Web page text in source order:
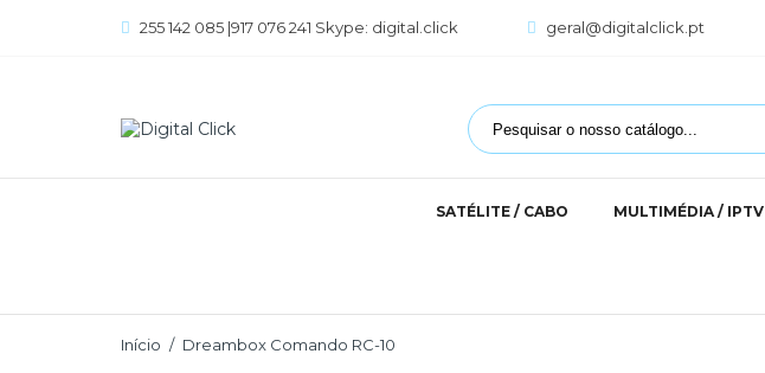
255 142 085 |917 076 241 Skype: digital.click geral@digitalclick.pt
SATÉLITE / CABO MULTIMÉDIA / IPTV
Início Dreambox Comando RC-10